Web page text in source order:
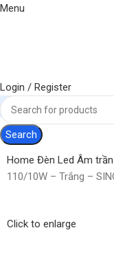
Menu
Login / Register
Search
Home Đèn Led Âm trần
110/10W – Trắng –
Click to enlarge